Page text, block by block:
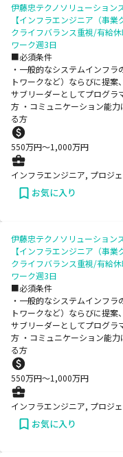
伊藤忠テクノソリューション
【インフラエンジニア（事
クライフバランス重視/有給
ワーク週3日
■必須条件
・一般的なシステムインフ
トワークなど）ならびに提案
サブリーダーとしてプログラ
方 ・コミュニケーション能
る方
550万円〜1,000万円
インフラエンジニア, プロジ
お気に入り
伊藤忠テクノソリューション
【インフラエンジニア（事
クライフバランス重視/有給
ワーク週3日
■必須条件
・一般的なシステムインフ
トワークなど）ならびに提案
サブリーダーとしてプログラ
方 ・コミュニケーション能
る方
550万円〜1,000万円
インフラエンジニア, プロジ
お気に入り